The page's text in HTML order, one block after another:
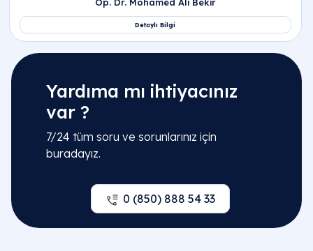
Yardıma mı ihtiyacınız
var ?
7/24 tüm soru ve sorunlarınız için
buradayız.
0 (850) 888 54 33